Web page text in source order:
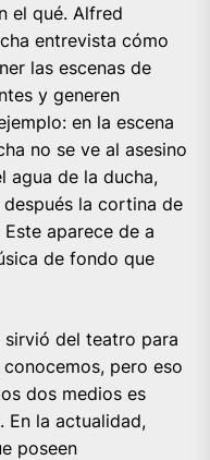
el qué. Alfred
entrevista cómo
las escenas de
y generen
en la escena
no se ve al asesino
agua de la ducha,
la cortina de
aparece de a
de fondo que
sirvió del teatro para
pero eso
dos medios es
En la actualidad,
poseen